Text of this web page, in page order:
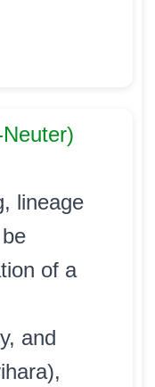
lineage
of a
and